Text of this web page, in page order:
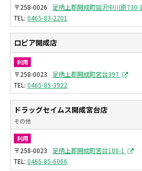
〒258-0026
足柄上郡開成町延沢中川原730-1
0465-83-2201
ロピア開成店
利用
〒258-0023
足柄上郡開成町宮台397
0465-85-3922
ドラッグセイムス開成宮台店
その他
利用
〒258-0023
足柄上郡開成町宮台188-1
0465-85-6066